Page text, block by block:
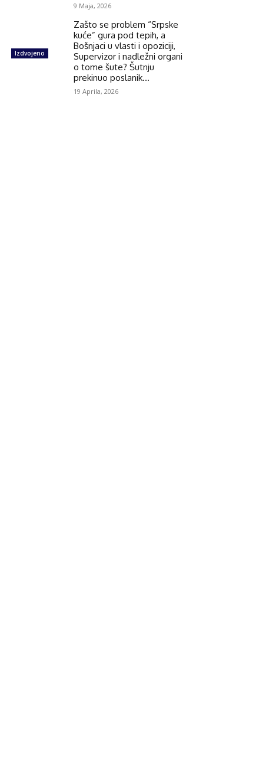
9 Maja, 2026
Izdvojeno
Zašto se problem “Srpske
kuće” gura pod tepih, a
Bošnjaci u vlasti i opoziciji,
Supervizor i nadležni organi
o tome šute? Šutnju
prekinuo poslanik...
19 Aprila, 2026